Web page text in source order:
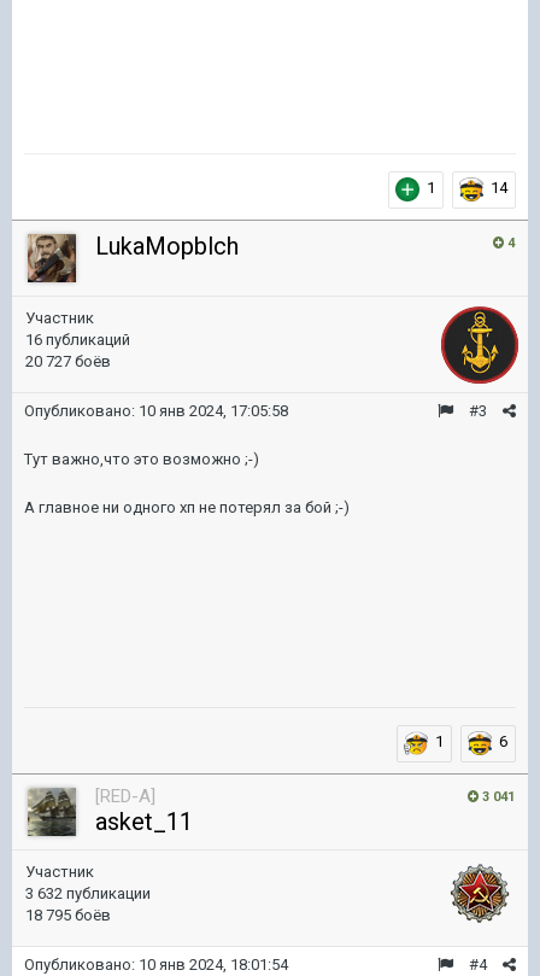
1 14
4
LukaMopblch
Участник
16 публикаций
20 727 боёв
#3
Опубликовано: 10 янв 2024, 17:05:58
Тут важно,что это возможно ;-)
А главное ни одного хп не потерял за бой ;-)
1 6
3 041
[RED-A]
asket_11
Участник
3 632 публикации
18 795 боёв
#4
Опубликовано: 10 янв 2024, 18:01:54